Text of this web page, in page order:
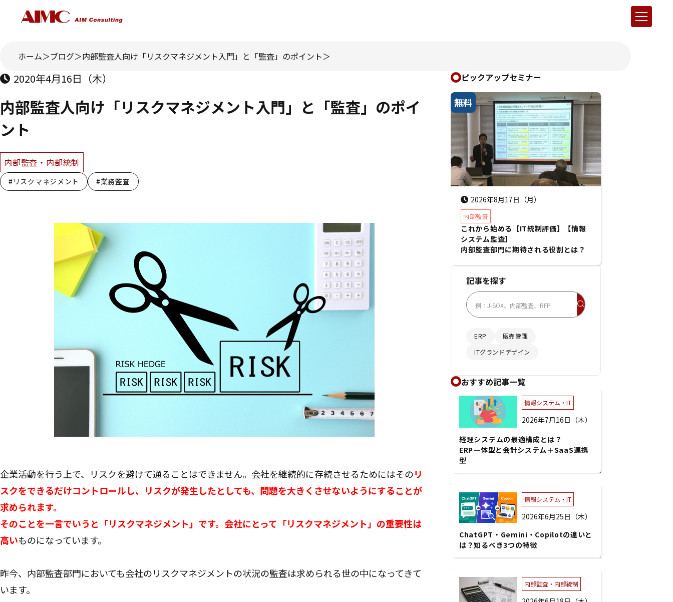
ホーム ブログ 内部監査人向け「リスクマネジメント入門」と「監査」のポイント
2020年4月16日（木）
内部監査人向け「リスクマネジメント入門」と「監査」のポイ
ント
内部監査・内部統制
#リスクマネジメント #業務監査
企業活動を行う上で、リスクを避けて通ることはできません。会社を継続的に存続させるためにはそのリ
スクをできるだけコントロールし、リスクが発生したとしても、問題を大きくさせないようにすることが
求められます。
そのことを一言でいうと「リスクマネジメント」です。会社にとって「リスクマネジメント」の重要性は
高いものになっています。
昨今、内部監査部門においても会社のリスクマネジメントの状況の監査は求められる世の中になってきて
います。
ピックアップセミナー
無料
2026年8月17日（月）
内部監査
これから始める【IT統制評価】【情報
システム監査】
内部監査部門に期待される役割とは？
記事を探す
ERP
販売管理
ITグランドデザイン
おすすめ記事一覧
情報システム・IT
2026年7月16日（木）
経理システムの最適構成とは？
ERP一体型と会計システム＋SaaS連携
型
情報システム・IT
2026年6月25日（木）
ChatGPT・Gemini・Copilotの違いと
は？知るべき3つの特徴
内部監査・内部統制